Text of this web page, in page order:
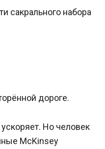
сакрального набора
дороге.
Но человек
McKinsey